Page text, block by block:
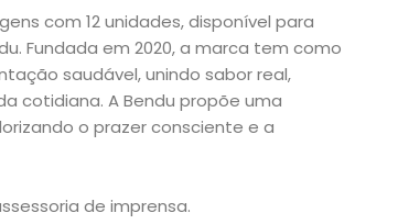
com 12 unidades, disponível para
Fundada em 2020, a marca tem como
saudável, unindo sabor real,
cotidiana. A Bendu propõe uma
o prazer consciente e a
de imprensa.